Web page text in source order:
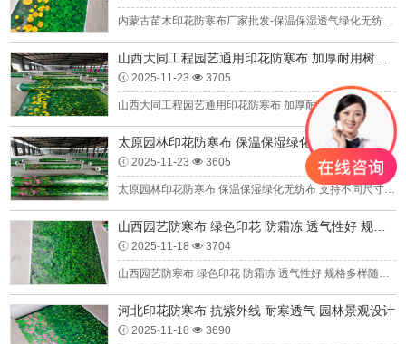
2025-11-23 3705
山西大同工程园艺通用印花防寒布 加厚耐用树木防冻绿布 冬季防护材料厂家山西大同地处黄土高原东北边缘，属温带大陆性季风气候，冬季严寒漫长、大风频繁，最低气温常跌破零下20℃，且冻融交替剧烈、降雪集中，对工程绿化与园艺植物的越冬构成严峻挑战。对于市政工程公司、园林养护单位、苗圃基地等B端客户而言，选择一...
太原园林印花防寒布 保温保湿绿化无纺布 支持不同尺寸定制 编织布生产厂家
2025-11-23 3605
2025-11-18 3704
河北印花防寒布 抗紫外线 耐寒透气 园林景观设计
2025-11-18 3690